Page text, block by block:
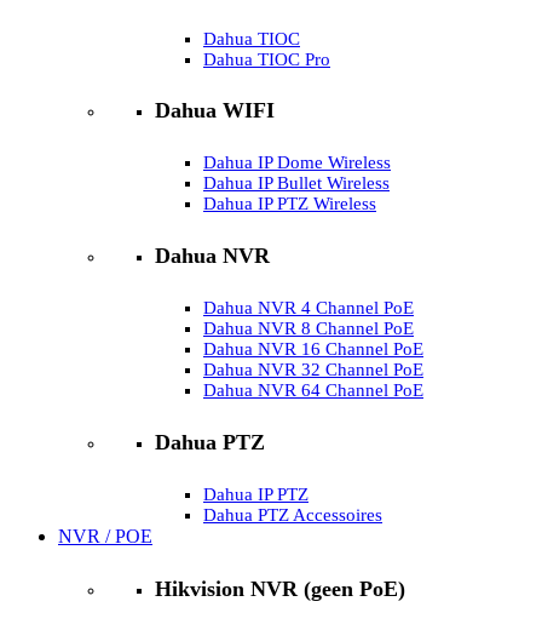
Dahua TIOC
Dahua TIOC Pro
Dahua WIFI
Dahua IP Dome Wireless
Dahua IP Bullet Wireless
Dahua IP PTZ Wireless
Dahua NVR
Dahua NVR 4 Channel PoE
Dahua NVR 8 Channel PoE
Dahua NVR 16 Channel PoE
Dahua NVR 32 Channel PoE
Dahua NVR 64 Channel PoE
Dahua PTZ
Dahua IP PTZ
Dahua PTZ Accessoires
NVR / POE
Hikvision NVR (geen PoE)